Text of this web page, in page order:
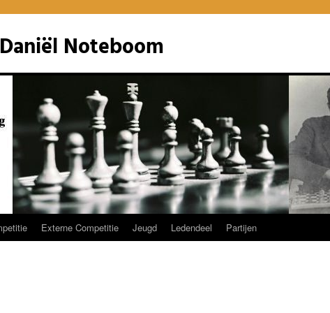
Noteboom
Externe Competitie Jeugd Ledendeel Partijen